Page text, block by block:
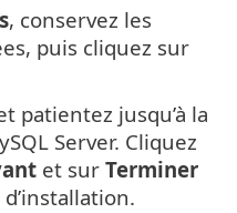
, conservez les
puis cliquez sur
patientez jusqu’à la
Server. Cliquez
et sur Terminer